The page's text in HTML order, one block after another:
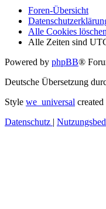
Foren-Übersicht
Alle Cookies löschen
Alle Zeiten sind
Powered by phpBB®
Deutsche Übersetzung
Style we_universal
Datenschutz |